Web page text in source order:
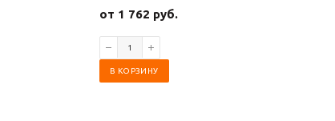
от 1 762 руб.
В КОРЗИНУ